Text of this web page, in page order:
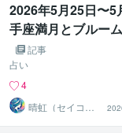
2026年5月25日〜5
手座満月とブルー
に花丸を
記事
占い
4
晴虹（セイコ
ー） 転換期専門
鑑定師